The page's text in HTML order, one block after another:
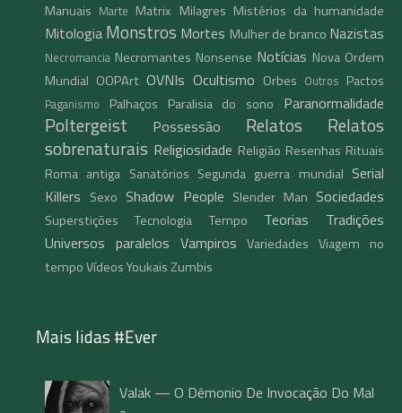
Manuais Marte Matrix Milagres Mistérios da humanidade
Mitologia Monstros Mortes Mulher de branco Nazistas
Necromancia Necromantes Nonsense Notícias Nova Ordem
Mundial OOPArt OVNIs Ocultismo Orbes Outros Pactos
Paganismo Palhaços Paralisia do sono Paranormalidade
Poltergeist Possessão Relatos
Relatos
sobrenaturais Religiosidade Religião Resenhas Rituais
Roma antiga Sanatórios Segunda guerra mundial Serial
Killers Sexo Shadow People Slender Man Sociedades
Superstições Tecnologia Tempo Teorias
Tradições
Universos paralelos Vampiros Variedades Viagem no
tempoVídeosYoukais Zumbis
Mais lidas #Ever
Valak — O Dêmonio De Invocação Do Mal